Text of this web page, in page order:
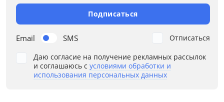
Email SMS
Подписаться
Даю согласие на получение рекламных рассылок
и соглашаюсь с условиями обработки и
использования персональных данных
Отписаться